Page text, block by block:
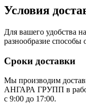
Условия
Для вашего удобства
разнообразие способы
Сроки доставки
Мы производим
АНГАРА ГРУПП в
с 9:00 до 17:00.